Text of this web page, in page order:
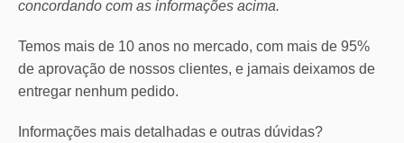
concordando com as informações acima.
Temos mais de 10 anos no mercado, com mais de 95%
de aprovação de nossos clientes, e jamais deixamos de
entregar nenhum pedido.
Informações mais detalhadas e outras dúvidas?